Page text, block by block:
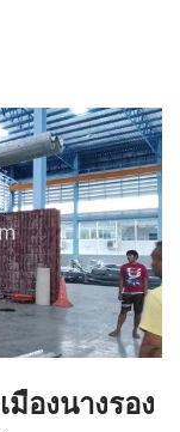
มืองนางรอง